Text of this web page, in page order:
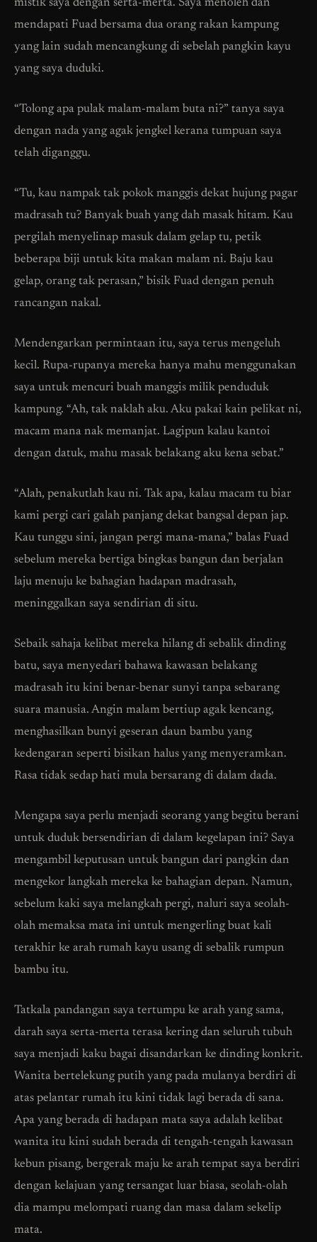
mistik saya dengan serta-merta. Saya menoleh dan
mendapati Fuad bersama dua orang rakan kampung
yang lain sudah mencangkung di sebelah pangkin kayu
yang saya duduki.
“Tolong apa pulak malam-malam buta ni?” tanya saya
dengan nada yang agak jengkel kerana tumpuan saya
telah diganggu.
“Tu, kau nampak tak pokok manggis dekat hujung pagar
madrasah tu? Banyak buah yang dah masak hitam. Kau
pergilah menyelinap masuk dalam gelap tu, petik
beberapa biji untuk kita makan malam ni. Baju kau
gelap, orang tak perasan,” bisik Fuad dengan penuh
rancangan nakal.
Mendengarkan permintaan itu, saya terus mengeluh
kecil. Rupa-rupanya mereka hanya mahu menggunakan
saya untuk mencuri buah manggis milik penduduk
kampung. “Ah, tak naklah aku. Aku pakai kain pelikat ni,
macam mana nak memanjat. Lagipun kalau kantoi
dengan datuk, mahu masak belakang aku kena sebat.”
“Alah, penakutlah kau ni. Tak apa, kalau macam tu biar
kami pergi cari galah panjang dekat bangsal depan jap.
Kau tunggu sini, jangan pergi mana-mana,” balas Fuad
sebelum mereka bertiga bingkas bangun dan berjalan
laju menuju ke bahagian hadapan madrasah,
meninggalkan saya sendirian di situ.
Sebaik sahaja kelibat mereka hilang di sebalik dinding
batu, saya menyedari bahawa kawasan belakang
madrasah itu kini benar-benar sunyi tanpa sebarang
suara manusia. Angin malam bertiup agak kencang,
menghasilkan bunyi geseran daun bambu yang
kedengaran seperti bisikan halus yang menyeramkan.
Rasa tidak sedap hati mula bersarang di dalam dada.
Mengapa saya perlu menjadi seorang yang begitu berani
untuk duduk bersendirian di dalam kegelapan ini? Saya
mengambil keputusan untuk bangun dari pangkin dan
mengekor langkah mereka ke bahagian depan. Namun,
sebelum kaki saya melangkah pergi, naluri saya seolah-
olah memaksa mata ini untuk mengerling buat kali
terakhir ke arah rumah kayu usang di sebalik rumpun
bambu itu.
Tatkala pandangan saya tertumpu ke arah yang sama,
darah saya serta-merta terasa kering dan seluruh tubuh
saya menjadi kaku bagai disandarkan ke dinding konkrit.
Wanita bertelekung putih yang pada mulanya berdiri di
atas pelantar rumah itu kini tidak lagi berada di sana.
Apa yang berada di hadapan mata saya adalah kelibat
wanita itu kini sudah berada di tengah-tengah kawasan
kebun pisang, bergerak maju ke arah tempat saya berdiri
dengan kelajuan yang tersangat luar biasa, seolah-olah
dia mampu melompati ruang dan masa dalam sekelip
mata.